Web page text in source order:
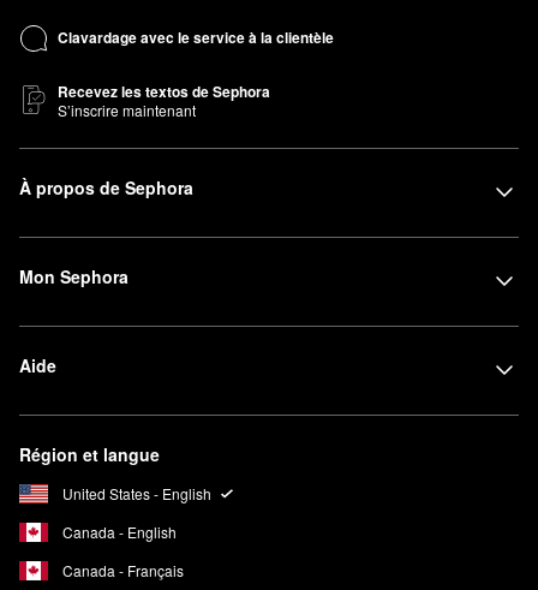
Clavardage avec le service à la clientèle
Recevez les textos de Sephora
S’inscrire maintenant
À propos de Sephora
Mon Sephora
Aide
Région et langue
United States - English
Canada - English
Canada - Français